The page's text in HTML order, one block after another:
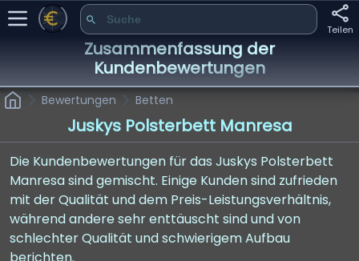
Teilen
Zusammenfassung der
Kundenbewertungen
Bewertungen Betten
Juskys Polsterbett Manresa
Die Kundenbewertungen für das Juskys Polsterbett
Manresa sind gemischt. Einige Kunden sind zufrieden
mit der Qualität und dem Preis-Leistungsverhältnis,
während andere sehr enttäuscht sind und von
schlechter Qualität und schwierigem Aufbau